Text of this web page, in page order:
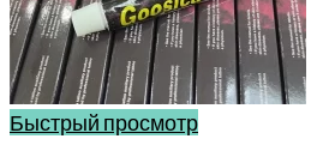
Быстрый просмотр